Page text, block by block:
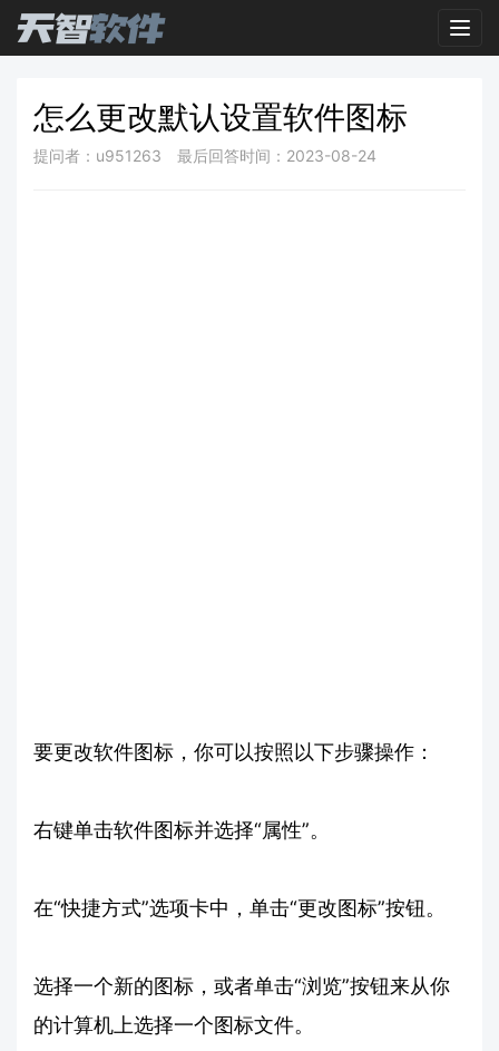
怎么更改默认设置软件图标
提问者：u951263 最后回答时间：2023-08-24
要更改软件图标，你可以按照以下步骤操作：
右键单击软件图标并选择“属性”。
在“快捷方式”选项卡中，单击“更改图标”按钮。
选择一个新的图标，或者单击“浏览”按钮来从你
的计算机上选择一个图标文件。